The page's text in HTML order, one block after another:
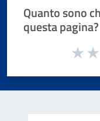
Quanto sono
questa pagina?
Valuta da 1 a 5 stelle